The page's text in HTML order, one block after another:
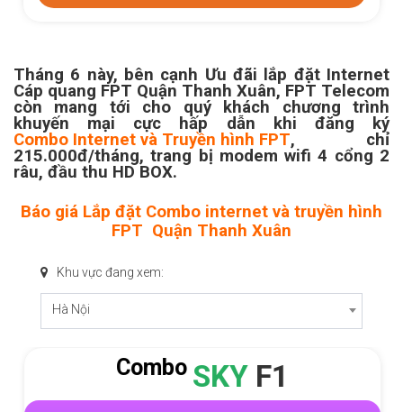
Tháng 6 này, bên cạnh Ưu đãi lắp đặt Internet
Cáp quang FPT Quận Thanh Xuân, FPT Telecom
còn mang tới cho quý khách chương trình
khuyến mại cực hấp dẫn khi đăng ký
Combo Internet và Truyền hình FPT, chỉ
215.000đ/tháng, trang bị modem wifi 4 cổng 2
râu, đầu thu HD BOX.
Báo giá Lắp đặt Combo internet và truyền hình
FPT Quận Thanh Xuân
Khu vực đang xem:
Hà Nội
Combo SKYF1